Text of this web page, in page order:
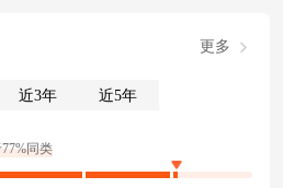
更多
近3年 近5年
同类